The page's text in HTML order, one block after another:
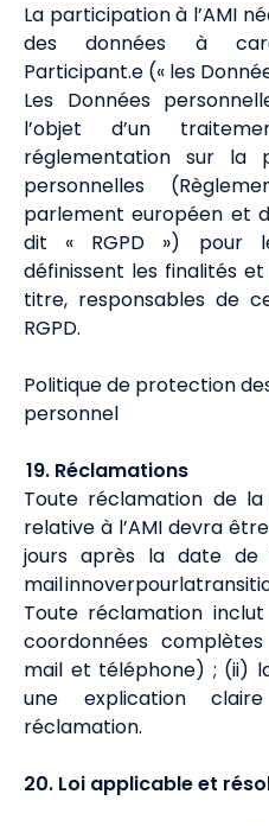
La participation à l’AMI
des données à
Participant.e (« les
Les Données
l’objet d’un
réglementation sur la
personnelles
parlement européen et
dit « RGPD ») pour
définissent les finalités
titre, responsables de
RGPD.
Politique de protection
personnel
19. Réclamations
Toute réclamation de
relative à l’AMI devra
jours après la date de
mail
Toute réclamation
coordonnées
mail et téléphone) ; (ii)
une explication
réclamation.
20. Loi applicable et